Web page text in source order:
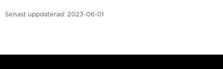
Senast uppdaterad: 2023-06-01